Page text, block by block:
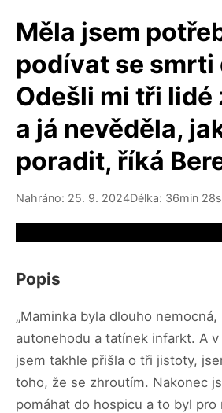
Měla jsem
podívat se smrti
Odešli mi tři lidé
a já nevěděla,
poradit, říká
Nahráno: 25. 9. 2024Délka: 36min 28s
Popis
„Maminka byla dlouho
autonehodu a tatínek infarkt. A
jsem takhle přišla o tři jistoty,
toho, že se zhroutím. Nakonec
pomáhat do hospicu a to byl pro